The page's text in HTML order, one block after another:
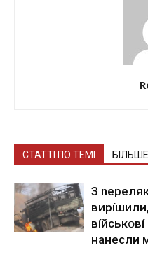
СТАТТІ ПО ТЕМІ
З
нaнecли